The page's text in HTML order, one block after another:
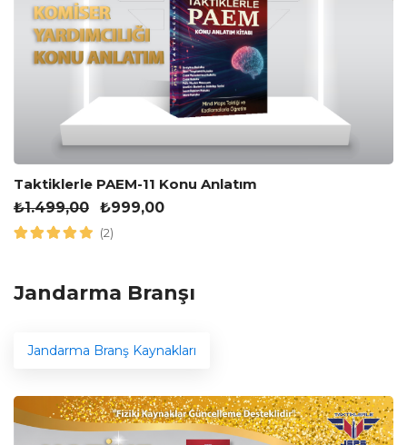
Taktiklerle PAEM-11 Konu Anlatım
₺1.499,00 ₺999,00
(2)
Jandarma Branşı
Jandarma Branş Kaynakları